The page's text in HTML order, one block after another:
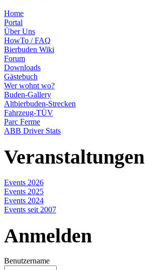
Home
Portal
Über Uns
HowTo / FAQ
Bierbuden Wiki
Forum
Downloads
Gästebuch
Wer wohnt wo?
Buden-Gallery
Altbierbuden-Strecken
Fahrzeug-TÜV
Parc Ferme
ABB Driver Stats
Veranstaltungen
Events 2026
Events 2025
Events 2024
Events seit 2007
Anmelden
Benutzername